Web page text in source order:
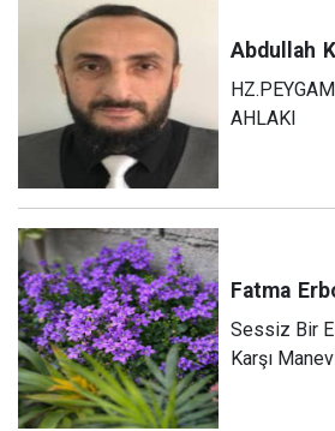
Abdullah
AHLAKI
Fatma
Sessiz Bir
Karşı